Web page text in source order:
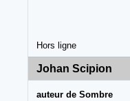
Hors ligne
Johan Scipion
auteur de Sombre